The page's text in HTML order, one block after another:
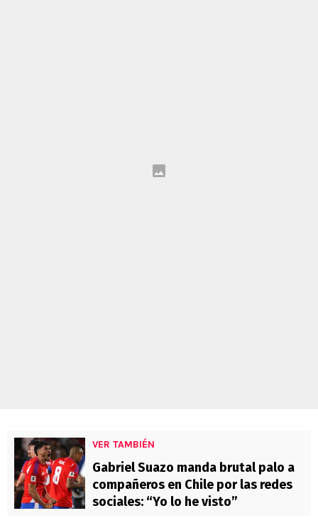
VER TAMBIÉN
Gabriel Suazo manda brutal palo a
compañeros en Chile por las redes
sociales: “Yo lo he visto”